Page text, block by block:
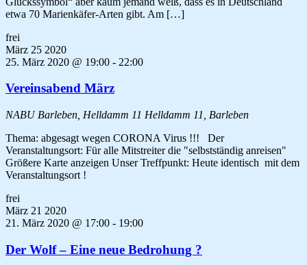
etwa 70 Marienkäfer-Arten gibt. Am […]
frei
März 25 2020
25. März 2020 @ 19:00 - 22:00
Vereinsabend März
NABU Barleben, Helldamm 11 Helldamm 11, Barleben
Thema: abgesagt wegen CORONA Virus !!! Der
Veranstaltungsort: Für alle Mitstreiter die "selbstständig anreisen"
Größere Karte anzeigen Unser Treffpunkt: Heute identisch mit dem
Veranstaltungsort !
frei
März 21 2020
21. März 2020 @ 17:00 - 19:00
Der Wolf – Eine neue Bedrohung ?